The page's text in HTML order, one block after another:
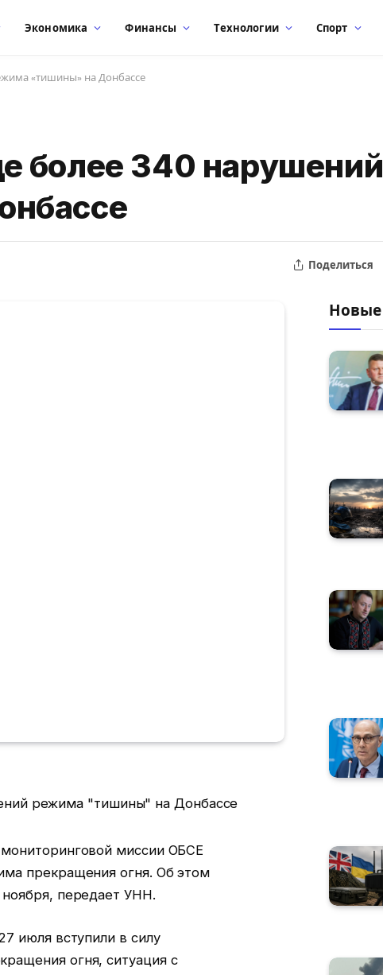
Экономика Финансы Технологии Спорт
«тишины» на Донбассе
более 340 нарушений
Поделиться
миссии ОБСЕ
прекращения огня. Об этом
передает УНН.
июля вступили в силу
огня, ситуация с